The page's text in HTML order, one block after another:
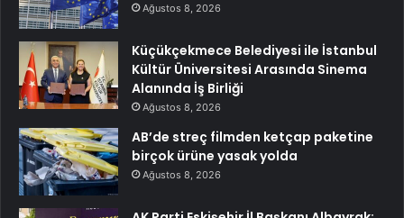
Ağustos 8, 2026
Küçükçekmece Belediyesi ile İstanbul
Kültür Üniversitesi Arasında Sinema
Alanında İş Birliği
Ağustos 8, 2026
AB’de streç filmden ketçap paketine
birçok ürüne yasak yolda
Ağustos 8, 2026